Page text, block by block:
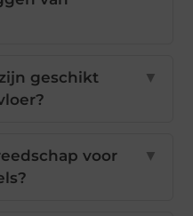
geschikt
▼
voor
▼